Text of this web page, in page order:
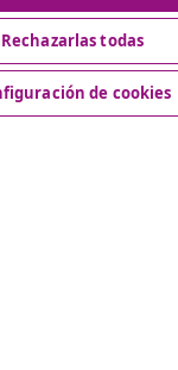
Rechazarlas todas
de cookies